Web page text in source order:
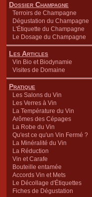
Dossier Champagne
Terroirs de Champagne
Dégustation du Champagne
L'Étiquette du Champagne
Le Dosage du Champagne
Les Articles
Vin Bio et Biodynamie
Visites de Domaine
Pratique
Les Salons du Vin
Les Verres à Vin
La Température du Vin
Arômes des Cépages
La Robe du Vin
Qu'est ce qu'un Vin Fermé ?
La Minéralité du Vin
La Réduction
Vin et Carafe
Bouteille entamée
Accords Vin et Mets
Le Décollage d'Étiquettes
Fiches de Dégustation